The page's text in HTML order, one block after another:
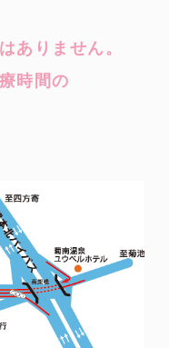
ありません。
時間の